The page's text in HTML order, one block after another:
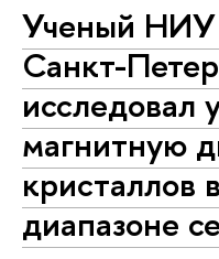
Ученый
Санкт-
исследовал
магнитную
кристаллов
диапазоне